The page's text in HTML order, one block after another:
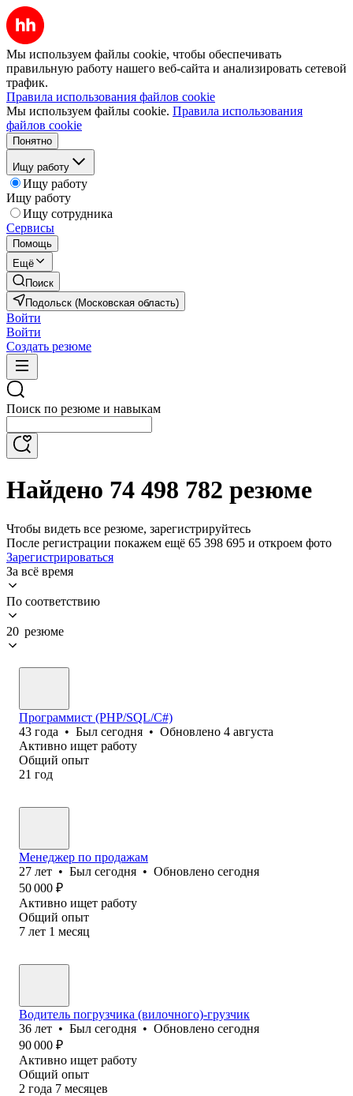
Мы используем файлы cookie, чтобы обеспечивать
правильную работу нашего веб-сайта и анализировать сетевой
трафик.
Правила использования файлов cookie
Мы используем файлы cookie. Правила использования
файлов cookie
Понятно
Ищу работу
Ищу работу
Ищу работу
Ищу сотрудника
Сервисы
Помощь
Ещё
Поиск
Подольск (Московская область)
Войти
Войти
Создать резюме
Поиск по резюме и навыкам
Найдено 74 498 782 резюме
Чтобы видеть все резюме, зарегистрируйтесь
После регистрации покажем ещё 65 398 695 и откроем фото
Зарегистрироваться
За всё время
По соответствию
20 резюме
Программист (PHP/SQL/C#)
43 года • Был сегодня • Обновлено 4 августа
Активно ищет работу
Общий опыт
21 год
Менеджер по продажам
27 лет • Был сегодня • Обновлено сегодня
50 000 ₽
Активно ищет работу
Общий опыт
7 лет 1 месяц
Водитель погрузчика (вилочного)-грузчик
36 лет • Был сегодня • Обновлено сегодня
90 000 ₽
Активно ищет работу
Общий опыт
2 года 7 месяцев